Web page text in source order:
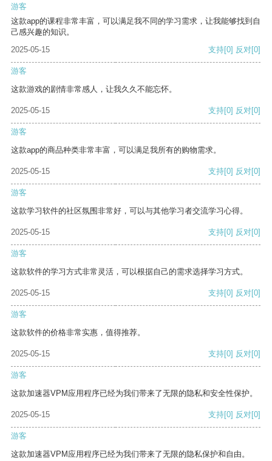
游客
这款app的课程非常丰富，可以满足我不同的学习需求，让我能够找到自
己感兴趣的知识。
2025-05-15
支持[0] 反对[0]
游客
这款游戏的剧情非常感人，让我久久不能忘怀。
2025-05-15 支持[0] 反对[0]
游客
这款app的商品种类非常丰富，可以满足我所有的购物需求。
2025-05-15 支持[0] 反对[0]
游客
这款学习软件的社区氛围非常好，可以与其他学习者交流学习心得。
2025-05-15 支持[0] 反对[0]
游客
这款软件的学习方式非常灵活，可以根据自己的需求选择学习方式。
2025-05-15 支持[0] 反对[0]
游客
这款软件的价格非常实惠，值得推荐。
2025-05-15 支持[0] 反对[0]
游客
这款加速器VPM应用程序已经为我们带来了无限的隐私和安全性保护。
2025-05-15 支持[0] 反对[0]
游客
这款加速器VPM应用程序已经为我们带来了无限的隐私保护和自由。